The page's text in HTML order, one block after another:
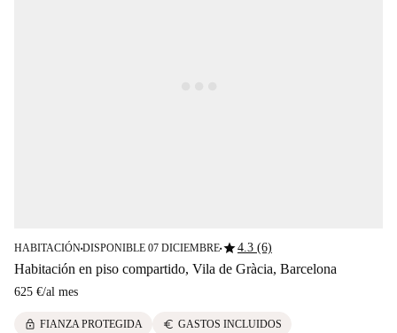
HABITACIÓN■DISPONIBLE 07 DICIEMBRE■star4.3 (6)
Habitación en piso compartido, Vila de Gràcia, Barcelona
625 €/al mes
lock FIANZA PROTEGIDA euro GASTOS INCLUIDOS